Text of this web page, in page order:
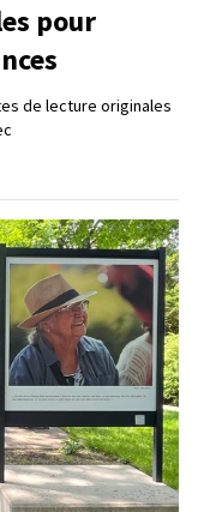
pour
de lecture originales